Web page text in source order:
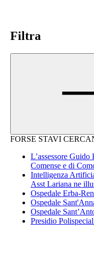
Filtra
FORSE STAVI
L’assessore
Comense e di
Intelligenza
Asst Lariana ne
Ospedale Erba-
Ospedale
Ospedale
Presidio